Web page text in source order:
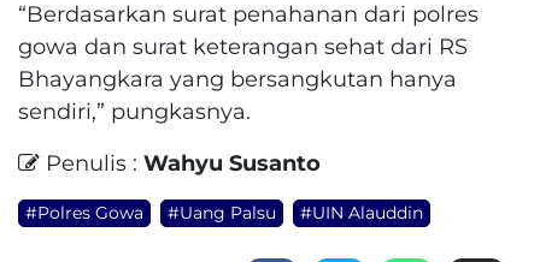
“Berdasarkan surat penahanan dari polres
gowa dan surat keterangan sehat dari RS
Bhayangkara yang bersangkutan hanya
sendiri,” pungkasnya.
Penulis : Wahyu Susanto
#Polres Gowa #Uang Palsu #UIN Alauddin